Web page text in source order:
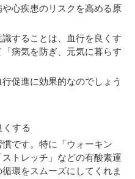
心疾患のリスクを高める原
することは、血行を良くす
病気を防ぎ、元気に暮らす
促進に効果的なのでしょう
くする
です。特に「ウォーキン
トレッチ」などの有酸素運
環をスムーズにしてくれま